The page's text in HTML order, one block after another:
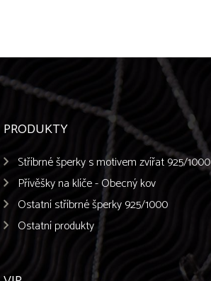
PRODUKTY
Stříbrné šperky s motivem zvířat 925/1000
Přívěšky na klíče - Obecný kov
Ostatní stříbrné šperky 925/1000
Ostatní produkty